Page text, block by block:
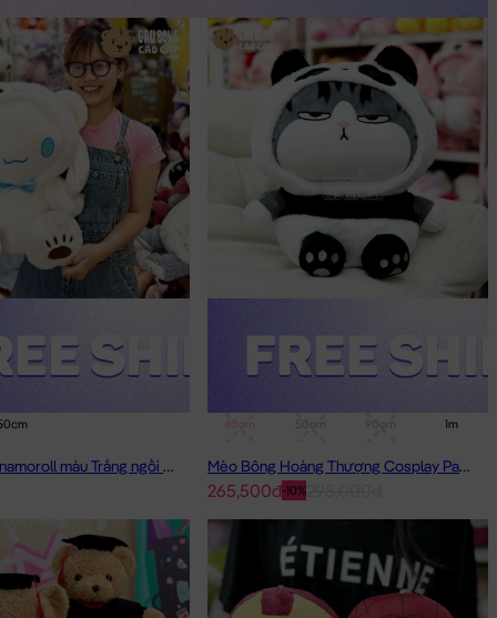
Thỏ Bông Cinnamoroll màu Trắng ngồi đội Mũ Rời
1m
Mèo Bông Hoàng Thượng Cosplay Panda
-10%
265,500đ